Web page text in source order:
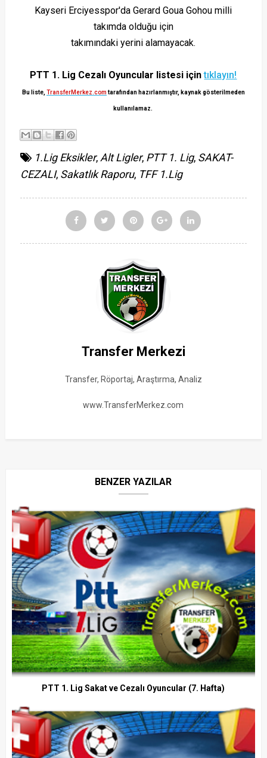
Kayseri Erciyesspor'da Gerard Goua Gohou milli
takımda olduğu için
takımındaki yerini alamayacak.
PTT 1. Lig Cezalı Oyuncular listesi içintıklayın!
Bu liste, TransferMerkez.com tarafından hazırlanmıştır, kaynak gösterilmeden
kullanılamaz.
1.Lig Eksikler, Alt Ligler, PTT 1. Lig, SAKAT-
CEZALI, Sakatlık Raporu, TFF 1.Lig
Transfer Merkezi
Transfer, Röportaj, Araştırma, Analiz
www.TransferMerkez.com
BENZER YAZILAR
PTT 1. Lig Sakat ve Cezalı Oyuncular (7. Hafta)